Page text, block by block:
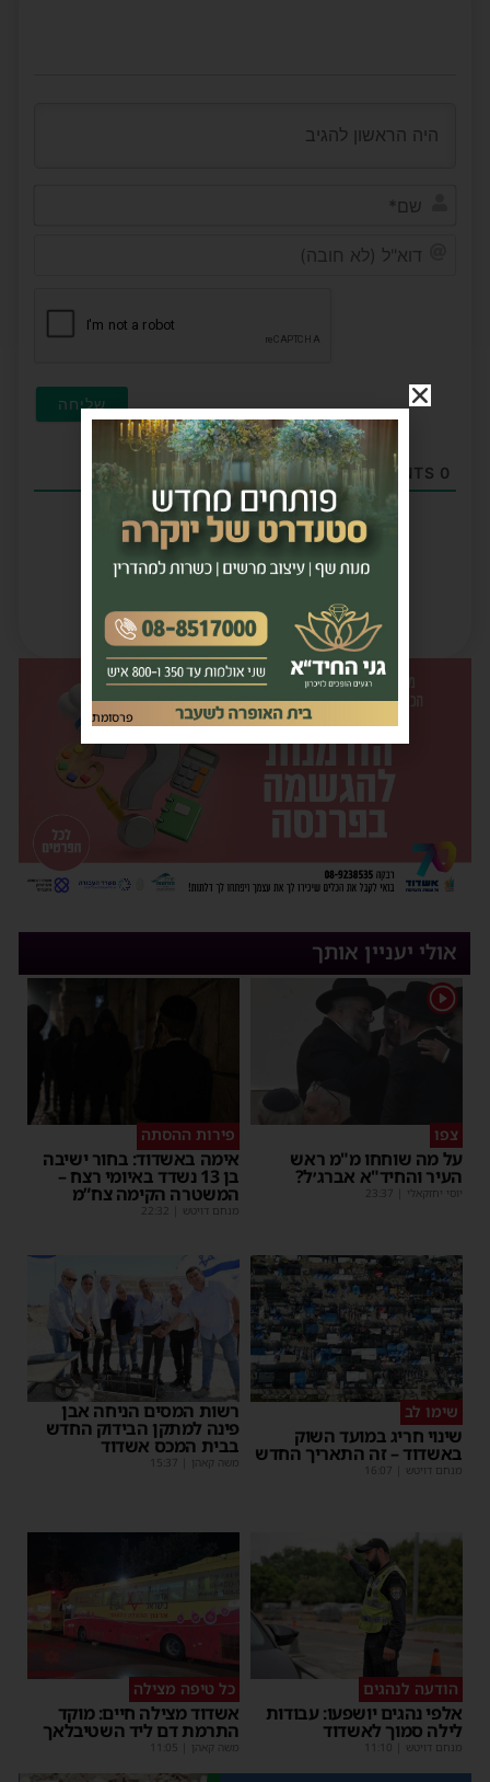
0
אולי יעניין אותך
1
צפו
על מה שוחחו מ"מ ראש
העיר והחיד"א אברג׳ל?
יוסי יחזקאלי 23:37
פירות ההסתה
אימה באשדוד: בחור ישיבה
בן 13 נשדד באיומי רצח –
המשטרה הקימה צח”מ
מנחם דויטש 22:32
שימו לב
שינוי חריג במועד השוק
באשדוד – זה התאריך החדש
מנחם דויטש 16:07
רשות המסים הניחה אבן
פינה למתקן הבידוק החדש
בבית המכס אשדוד
משה קאהן 15:37
הודעה לנהגים
אלפי נהגים יושפעו: עבודות
לילה סמוך לאשדוד
מנחם דויטש 11:10
כל טיפה מצילה
אשדוד מצילה חיים: מוקד
התרמת דם ליד השטיבלאך
משה קאהן 11:05
פרסומת